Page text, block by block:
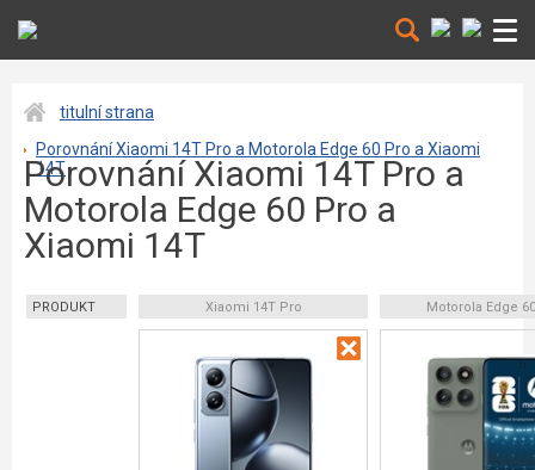
titulní strana
Porovnání Xiaomi 14T Pro a Motorola Edge 60 Pro a Xiaomi
14T
Porovnání Xiaomi 14T Pro a
Motorola Edge 60 Pro a
Xiaomi 14T
PRODUKT Xiaomi 14T Pro Motorola Edge